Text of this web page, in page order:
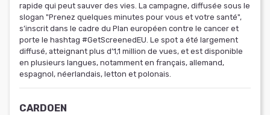
rapide qui peut sauver des vies. La campagne, diffusée sous le
slogan "Prenez quelques minutes pour vous et votre santé",
s’inscrit dans le cadre du Plan européen contre le cancer et
porte le hashtag #GetScreenedEU. Le spot a été largement
diffusé, atteignant plus d’1,1 million de vues, et est disponible
en plusieurs langues, notamment en français, allemand,
espagnol, néerlandais, letton et polonais.
CARDOEN